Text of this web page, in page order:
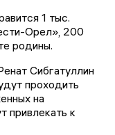
1 тыс.
Орел», 200
родины.
Сибгатуллин
проходить
на
привлекать к